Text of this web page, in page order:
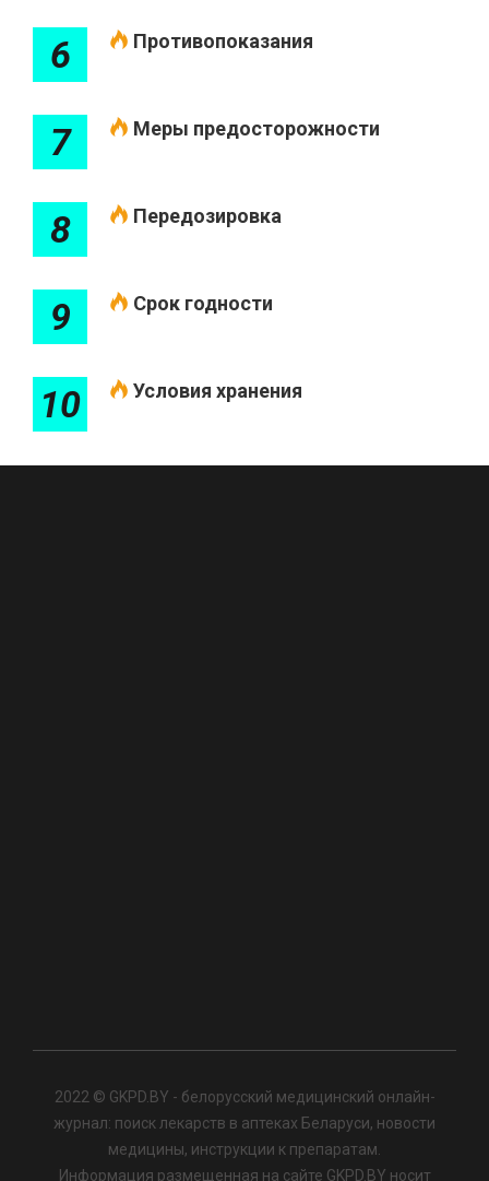
6 Противопоказания
7 Меры предосторожности
8 Передозировка
9 Срок годности
10 Условия хранения
2022 © GKPD.BY - белорусский медицинский онлайн-
журнал: поиск лекарств в аптеках Беларуси, новости
медицины, инструкции к препаратам.
Информация размещенная на сайте GKPD.BY носит